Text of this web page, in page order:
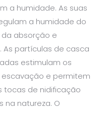
a humidade. As suas
a humidade do
absorção e
partículas de casca
estimulam os
e permitem
tocas de nidificação
na natureza. O